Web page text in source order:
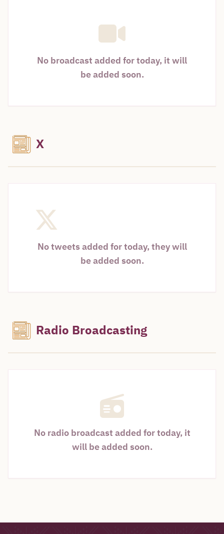
No broadcast added for today, it will
be added soon.
X
No tweets added for today, they will
be added soon.
Radio Broadcasting
No radio broadcast added for today, it
will be added soon.